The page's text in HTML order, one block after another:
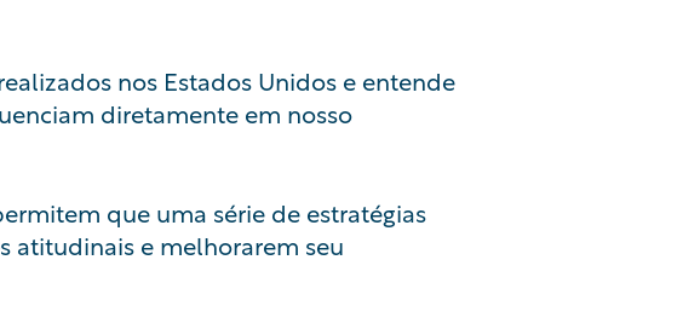
nos Estados Unidos e entende
diretamente em nosso
que uma série de estratégias
atitudinais e melhorarem seu